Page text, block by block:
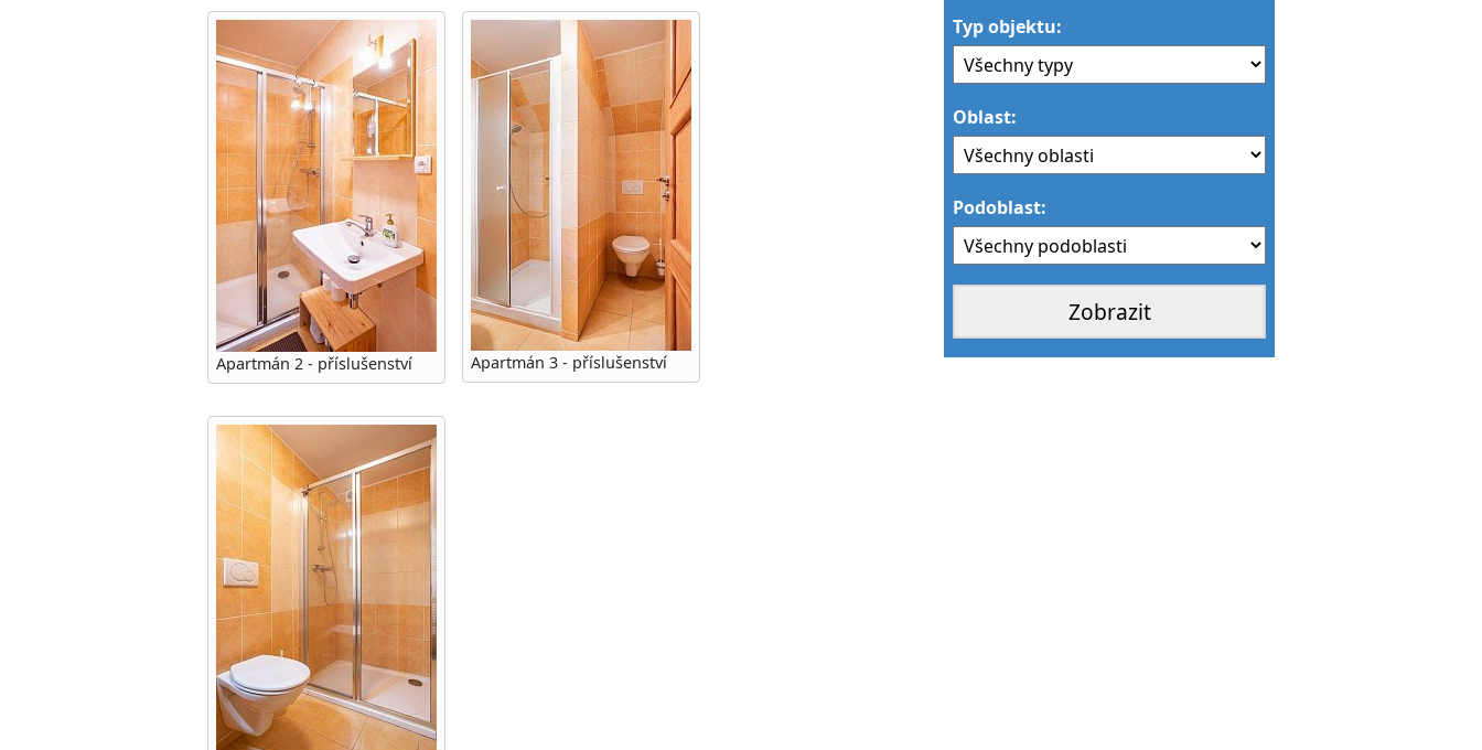
Apartmán 2 - příslušenství Apartmán 3 - příslušenství
Typ objektu:
Oblast:
Podoblast: